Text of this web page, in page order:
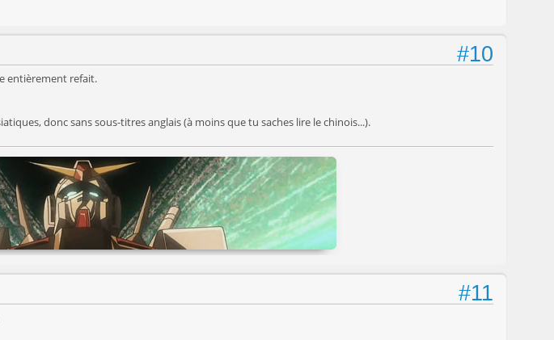
#10
entièrement refait.
donc sans sous-titres anglais (à moins que tu saches lire le chinois...).
#11